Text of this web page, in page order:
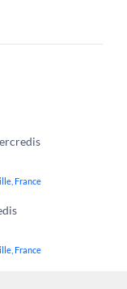
France
France